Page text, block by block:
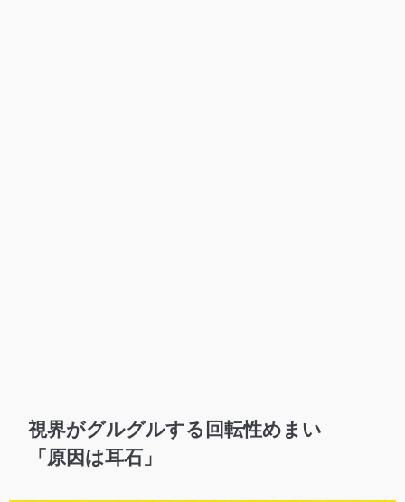
視界がグルグルする回転性めまい
「原因は耳石」